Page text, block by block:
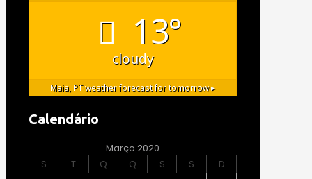
13°
cloudy
Maia, PTweather forecast for tomorrow ▸
Calendário
Março 2020
S
T Q Q S S
D